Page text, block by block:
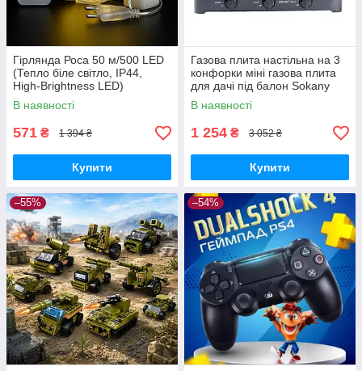
Гірлянда Роса 50 м/500 LED
(Тепло біле світло, IP44,
High-Brightness LED)
В наявності
571 ₴ 1 394 ₴
Купити
Газова плита настільна на 3
конфорки міні газова плита
для дачі під балон Sokany
В наявності
1 254 ₴ 3 052 ₴
Купити
–55% –54%